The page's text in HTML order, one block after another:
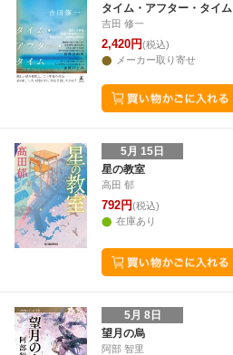
タイム・アフター・タイム
吉田 修一
2,420円(税込)
メーカー取り寄せ
5月 15日
星の教室
高田 郁
792円(税込)
在庫あり
5月 8日
望月の烏
阿部 智里